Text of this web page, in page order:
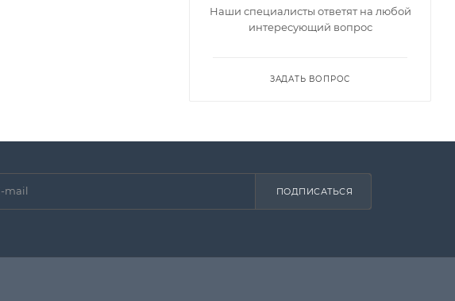
Наши специалисты ответят на любой
интересующий вопрос
ЗАДАТЬ ВОПРОС
ПОДПИСАТЬСЯ